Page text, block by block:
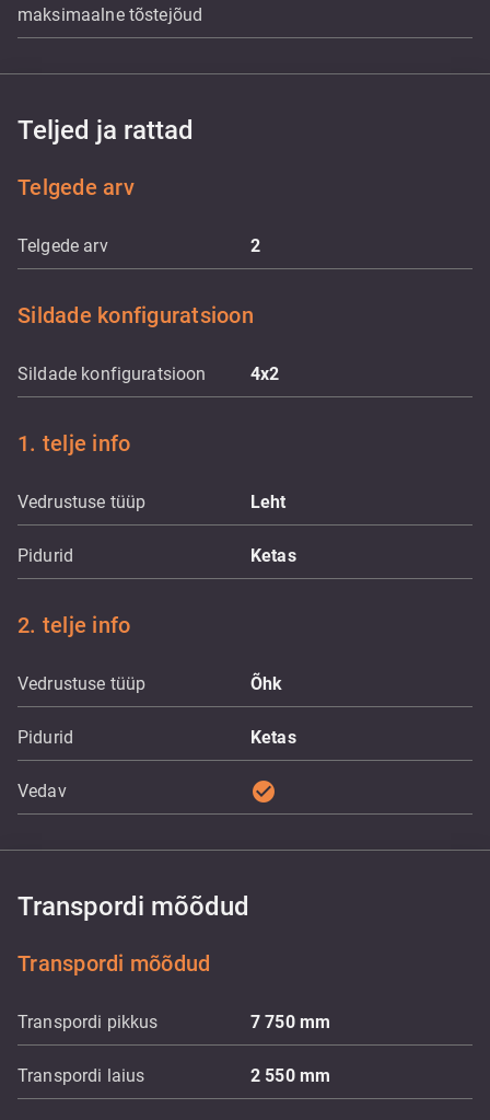
maksimaalne tõstejõud
Teljed ja rattad
Telgede arv
Telgede arv 2
Sildade konfiguratsioon
Sildade konfiguratsioon 4x2
1. telje info
Vedrustuse tüüp Leht
Pidurid Ketas
2. telje info
Vedrustuse tüüp Õhk
Pidurid Ketas
Vedav check_circle
Transpordi mõõdud
Transpordi mõõdud
Transpordi pikkus 7 750 mm
Transpordi laius 2 550 mm